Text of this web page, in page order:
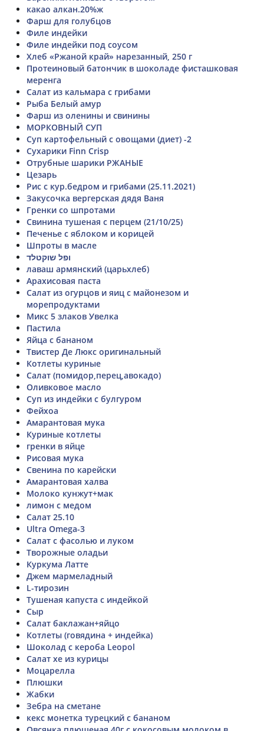
какао алкан.20%ж
Фарш для голубцов
Филе индейки
Филе индейки под соусом
Хлеб «Ржаной край» нарезанный, 250 г
Протеиновый батончик в шоколаде фисташковая
меренга
Салат из кальмара с грибами
Рыба Белый амур
Фарш из оленины и свинины
МОРКОВНЫЙ СУП
Суп картофельный с овощами (диет) -2
Сухарики Finn Crisp
Отрубные шарики РЖАНЫЕ
Цезарь
Рис с кур.бедром и грибами (25.11.2021)
Закусочка вергерская дядя Ваня
Гренки со шпротами
Свинина тушеная с перцем (21/10/25)
Печенье с яблоком и корицей
Шпроты в масле
ופל שוקטלד
лаваш армянский (царьхлеб)
Арахисовая паста
Салат из огурцов и яиц с майонезом и
морепродуктами
Микс 5 злаков Увелка
Пастила
Яйца с бананом
Твистер Де Люкс оригинальный
Котлеты куриные
Салат (помидор,перец,авокадо)
Оливковое масло
Суп из индейки с булгуром
Фейхоа
Амарантовая мука
Куриные котлеты
гренки в яйце
Рисовая мука
Свенина по карейски
Амарантовая халва
Молоко кунжут+мак
лимон с медом
Салат 25.10
Ultra Omega-3
Салат с фасолью и луком
Творожные оладьи
Куркума Латте
Джем мармеладный
L-тирозин
Тушеная капуста с индейкой
Сыр
Салат баклажан+яйцо
Котлеты (говядина + индейка)
Шоколад с кероба Leopol
Салат хе из курицы
Моцарелла
Плюшки
Жабки
Зебра на сметане
кекс монетка турецкий с бананом